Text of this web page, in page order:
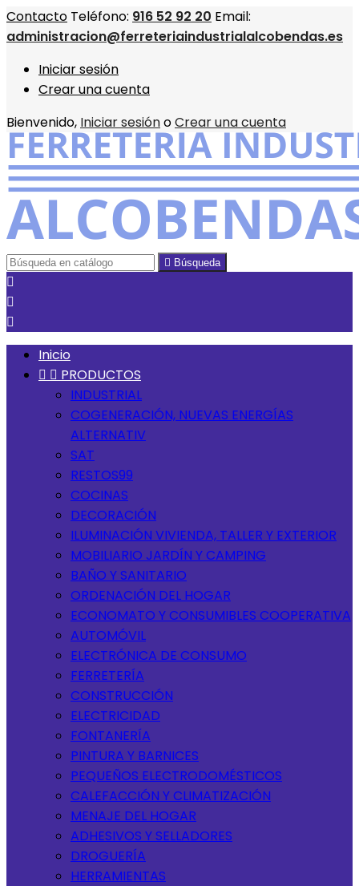
Contacto Teléfono: 916 52 92 20 Email:
administracion@ferreteriaindustrialalcobendas.es
Iniciar sesión
Crear una cuenta
Bienvenido, Iniciar sesiónoCrear una cuenta
 Búsqueda



Inicio
  PRODUCTOS
INDUSTRIAL
COGENERACIÓN, NUEVAS ENERGÍAS
ALTERNATIV
SAT
RESTOS99
COCINAS
DECORACIÓN
ILUMINACIÓN VIVIENDA, TALLER Y EXTERIOR
MOBILIARIO JARDÍN Y CAMPING
BAÑO Y SANITARIO
ORDENACIÓN DEL HOGAR
ECONOMATO Y CONSUMIBLES COOPERATIVA
AUTOMÓVIL
ELECTRÓNICA DE CONSUMO
FERRETERÍA
CONSTRUCCIÓN
ELECTRICIDAD
FONTANERÍA
PINTURA Y BARNICES
PEQUEÑOS ELECTRODOMÉSTICOS
CALEFACCIÓN Y CLIMATIZACIÓN
MENAJE DEL HOGAR
ADHESIVOS Y SELLADORES
DROGUERÍA
HERRAMIENTAS